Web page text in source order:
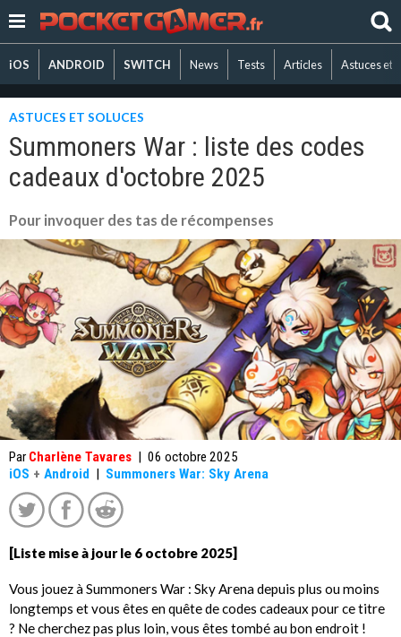
iOS ANDROID SWITCH News Tests Articles Astuces et
ASTUCES ET SOLUCES
Summoners War : liste des codes
cadeaux d'octobre 2025
Pour invoquer des tas de récompenses
Par Charlène Tavares | 06 octobre 2025
iOS + Android | Summoners War: Sky Arena
[Liste mise à jour le 6 octobre 2025]
Vous jouez à Summoners War : Sky Arena depuis plus ou moins
longtemps et vous êtes en quête de codes cadeaux pour ce titre
? Ne cherchez pas plus loin, vous êtes tombé au bon endroit !